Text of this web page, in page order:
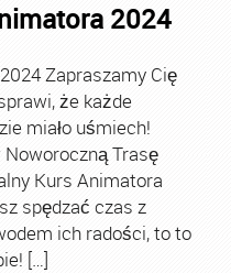
2024
Zapraszamy Cię
że każde
miało uśmiech!
Trasę
Kurs Animatora
spędzać czas z
ich radości, to to
[…]